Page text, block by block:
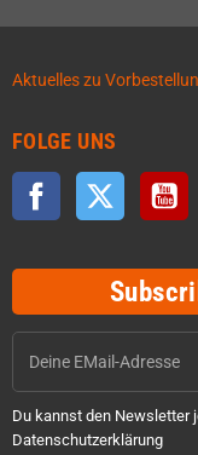
Aktuelles zu
FOLGE UNS
Facebook Twitter
Du kannst den Newsletter
Datenschutzerklärung